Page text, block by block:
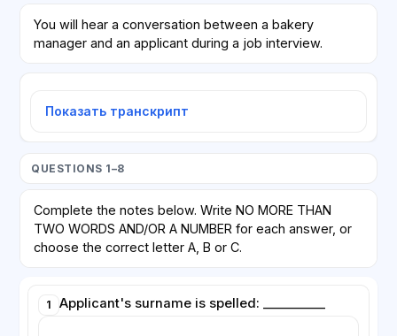
You will hear a conversation between a bakery
manager and an applicant during a job interview.
Показать транскрипт
QUESTIONS 1–8
Complete the notes below. Write NO MORE THAN
TWO WORDS AND/OR A NUMBER for each answer, or
choose the correct letter A, B or C.
1 Applicant's surname is spelled: __________